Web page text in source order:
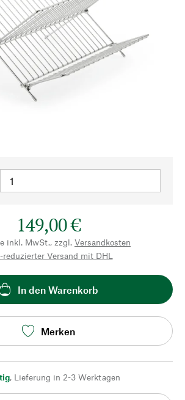
149,00 €
inkl. MwSt., zzgl. Versandkosten
reduzierter Versand mit DHL
In den Warenkorb
Merken
, Lieferung in 2-3 Werktagen